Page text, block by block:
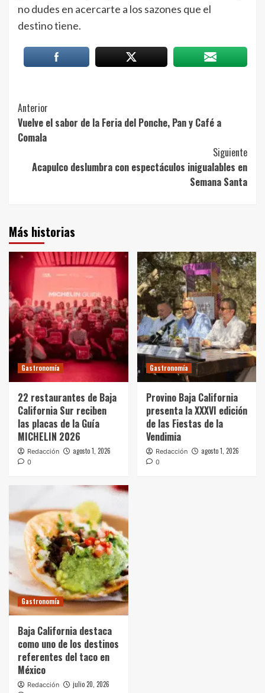
no dudes en acercarte a los sazones que el
destino tiene.
Post
Navigation
Anterior
Vuelve el sabor de la Feria del Ponche, Pan y Café a
Comala
Siguiente
Acapulco deslumbra con espectáculos inigualables en
Semana Santa
Más historias
Gastronomía
22 restaurantes de Baja
California Sur reciben
las placas de la Guía
MICHELIN 2026
Redacción agosto 1, 2026
0
Gastronomía
Provino Baja California
presenta la XXXVI edición
de las Fiestas de la
Vendimia
Redacción agosto 1, 2026
0
Gastronomía
Baja California destaca
como uno de los destinos
referentes del taco en
México
Redacción julio 20, 2026